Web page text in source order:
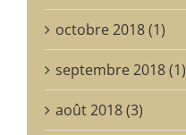
octobre 2018 (1)
septembre 2018 (1)
août 2018 (3)